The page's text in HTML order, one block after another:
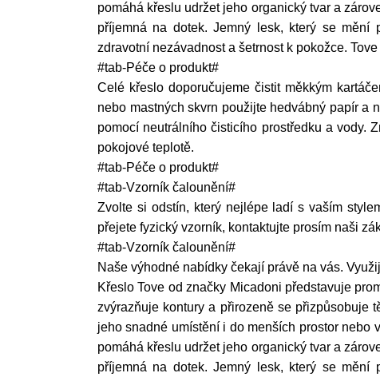
pomáhá křeslu udržet jeho organický tvar a
příjemná na dotek. Jemný lesk, který se mění
zdravotní nezávadnost a šetrnost k pokožce.
#tab-Péče o produkt#
Celé křeslo doporučujeme čistit měkkým
nebo mastných skvrn použijte hedvábný papír a
pomocí neutrálního čisticího prostředku a vody.
pokojové teplotě.
#tab-Péče o produkt#
#tab-Vzorník čalounění#
Zvolte si odstín, který nejlépe ladí s vaším
přejete fyzický vzorník, kontaktujte prosím naši
#tab-Vzorník čalounění#
Naše výhodné nabídky čekají právě na vás.
Křeslo Tove od značky Micadoni představuje
zvýrazňuje kontury a přirozeně se přizpůsobuje
jeho snadné umístění i do menších prostor nebo
pomáhá křeslu udržet jeho organický tvar a
příjemná na dotek. Jemný lesk, který se mění